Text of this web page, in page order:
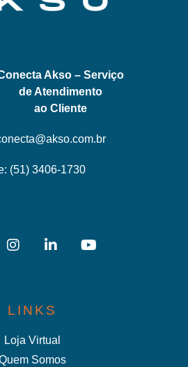
Akso – Serviço
de Atendimento
ao Cliente
(51) 3406-1730
LINKS
Loja Virtual
Somos